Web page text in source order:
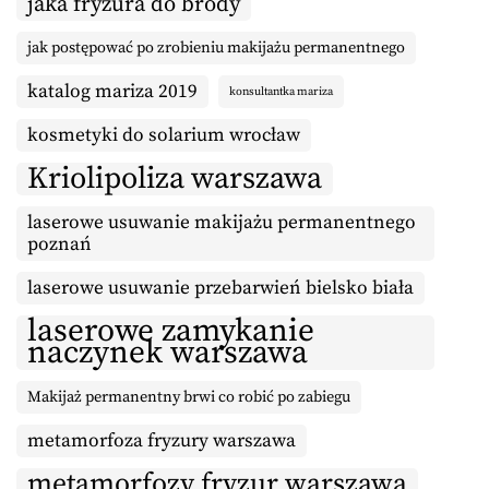
jak postępować po zrobieniu makijażu permanentnego
katalog mariza 2019 konsultantka mariza
kosmetyki do solarium wrocław
Kriolipoliza warszawa
laserowe usuwanie makijażu permanentnego
poznań
laserowe usuwanie przebarwień bielsko biała
laserowe zamykanie
naczynek warszawa
Makijaż permanentny brwi co robić po zabiegu
metamorfoza fryzury warszawa